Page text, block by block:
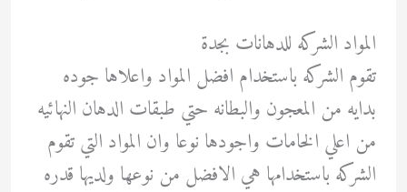
المواد الشركه للدهانات بجدة
تقوم الشركه باستخدام افضل المواد واعلاها جوده
بدايه من المعجون والبطانه حتي طبقات الدهان النهائيه
من اعلي الخامات واجودها نوعا وان المواد التي تقوم
الشركه باستخدامها هي الافضل من نوعها ولديها قدره